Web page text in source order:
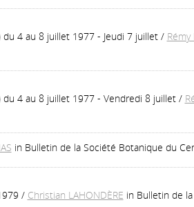
4 au 8 juillet 1977 - Jeudi 7 juillet/ Rémy
4 au 8 juillet 1977 - Vendredi 8 juillet/
in Bulletin de la Société Botanique du
/ Christian LAHONDÈRE in Bulletin de